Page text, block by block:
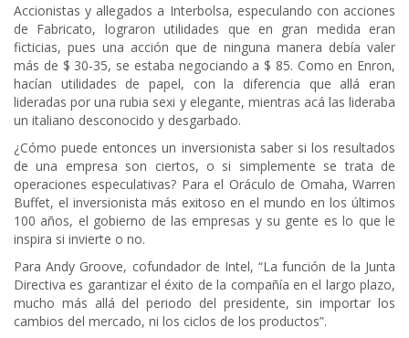
Accionistas y allegados a Interbolsa, especulando con acciones
de Fabricato, lograron utilidades que en gran medida eran
ficticias, pues una acción que de ninguna manera debía valer
más de $ 30-35, se estaba negociando a $ 85. Como en Enron,
hacían utilidades de papel, con la diferencia que allá eran
lideradas por una rubia sexi y elegante, mientras acá las lideraba
un italiano desconocido y desgarbado.
¿Cómo puede entonces un inversionista saber si los resultados
de una empresa son ciertos, o si simplemente se trata de
operaciones especulativas? Para el Oráculo de Omaha, Warren
Buffet, el inversionista más exitoso en el mundo en los últimos
100 años, el gobierno de las empresas y su gente es lo que le
inspira si invierte o no.
Para Andy Groove, cofundador de Intel, “La función de la Junta
Directiva es garantizar el éxito de la compañía en el largo plazo,
mucho más allá del periodo del presidente, sin importar los
cambios del mercado, ni los ciclos de los productos”.